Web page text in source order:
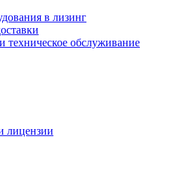
в лизинг
техническое обслуживание
лицензии